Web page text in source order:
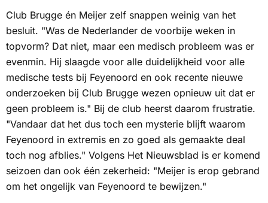
Club Brugge én Meijer zelf snappen weinig van het
besluit. "Was de Nederlander de voorbije weken in
topvorm? Dat niet, maar een medisch probleem was er
evenmin. Hij slaagde voor alle duidelijkheid voor alle
medische tests bij Feyenoord en ook recente nieuwe
onderzoeken bij Club Brugge wezen opnieuw uit dat er
geen probleem is." Bij de club heerst daarom frustratie.
"Vandaar dat het dus toch een mysterie blijft waarom
Feyenoord in extremis en zo goed als gemaakte deal
toch nog afblies." Volgens Het Nieuwsblad is er komend
seizoen dan ook één zekerheid: "Meijer is erop gebrand
om het ongelijk van Feyenoord te bewijzen."